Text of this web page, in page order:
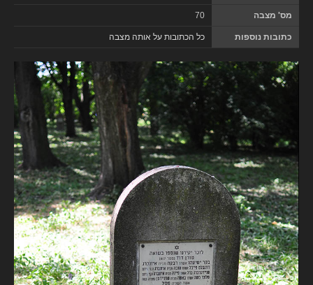
מס' מצבה 70
כתובות נוספות כל הכתובות על אותה מצבה